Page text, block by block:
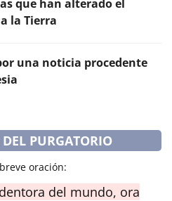
que han alterado el
la Tierra
una noticia procedente
PURGATORIO
oración:
del mundo, ora